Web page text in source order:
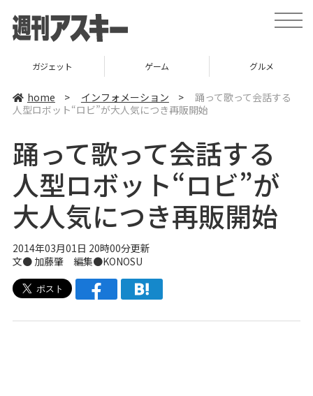
t
o
v
ゲーム グルメ スタートアップ
home > インフォメーション >
踊って歌って会話する
人型ロボット“ロビ”が大人気につき再販開始
踊って歌って会話する
人型ロボット“ロビ”が
大人気につき再販開始
2014年03月01日 20時00分更新
文● 加藤肇 編集●KONOSU